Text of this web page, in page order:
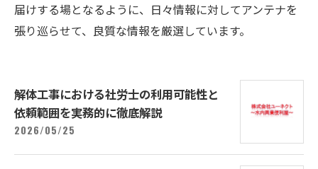
届けする場となるように、日々情報に対してアンテナを
張り巡らせて、良質な情報を厳選しています。
解体工事における社労士の利用可能性と
依頼範囲を実務的に徹底解説
2026/05/25